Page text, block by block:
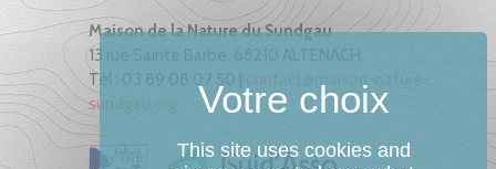
Maison de la Nature du Sundgau
13 rue Sainte Barbe, 68210 ALTENACH
Tél : 03 89 08 07 50 |
sundgau.org
This site uses cookies and